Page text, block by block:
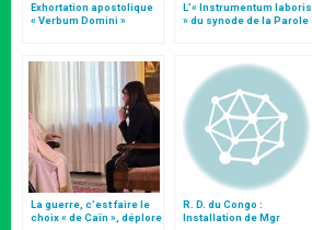
Exhortation apostolique
« Verbum Domini »
L’« Instrumentum laboris
» du synode de la Parole
La guerre, c’est faire le
choix « de Caïn », déplore
R. D. du Congo :
Installation de Mgr